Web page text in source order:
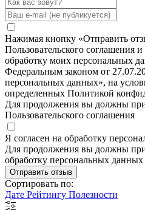
Нажимая кнопку «Отправить
Пользовательского соглашения
обработку моих персональных
Федеральным законом от
персональных данных», на
определенных Политикой
Для продолжения вы должны
Пользовательского соглашения
Я согласен на обработку
Для продолжения вы должны
обработку персональных данных
Отправить отзыв
Сортировать по:
Дате Рейтингу Полезности